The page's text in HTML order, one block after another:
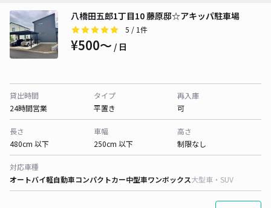
八橋田五郎1丁目10 藤原邸☆アキッパ駐車場
5 / 1件
¥500〜 / 日
貸出時間
24時間営業
タイプ
平置き
再入庫
可
長さ
480cm 以下
車幅
250cm 以下
高さ
制限なし
対応車種
オートバイ軽自動車コンパクトカー中型車ワンボックス大型車・SUV